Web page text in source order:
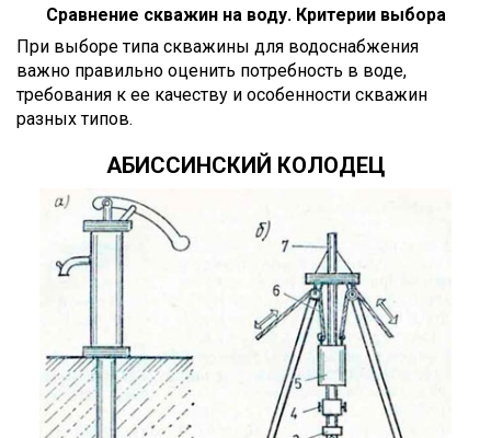
Сравнение скважин на воду. Критерии выбора
При выборе типа скважины для водоснабжения
важно правильно оценить потребность в воде,
требования к ее качеству и особенности скважин
разных типов.
АБИССИНСКИЙ КОЛОДЕЦ